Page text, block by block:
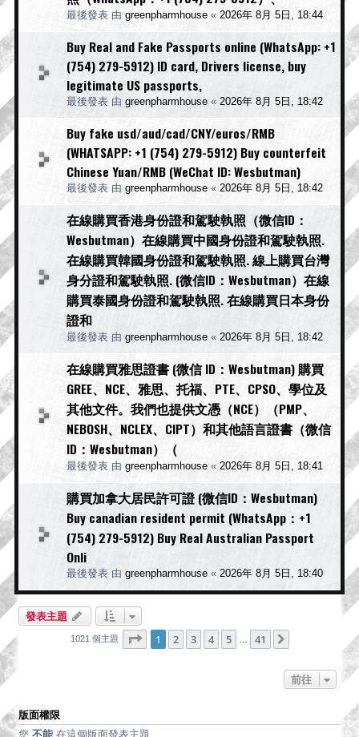
最後發表 由 greenpharmhouse « 2026年 8月 5日, 18:44
Buy Real and Fake Passports online (WhatsApp: +1
(754) 279-5912) ID card, Drivers license, buy
legitimate US passports,
最後發表 由 greenpharmhouse « 2026年 8月 5日, 18:42
Buy fake usd/aud/cad/CNY/euros/RMB
(WHATSAPP: +1 (754) 279-5912) Buy counterfeit
Chinese Yuan/RMB (WeChat ID: Wesbutman)
最後發表 由 greenpharmhouse « 2026年 8月 5日, 18:42
在線購買香港身份證和駕駛執照（微信ID：
Wesbutman）在線購買中國身份證和駕駛執照.
在線購買韓國身份證和駕駛執照. 線上購買台灣
身分證和駕駛執照. (微信ID：Wesbutman）在線
購買泰國身份證和駕駛執照. 在線購買日本身份
證和
最後發表 由 greenpharmhouse « 2026年 8月 5日, 18:42
在線購買雅思證書 (微信 ID：Wesbutman) 購買
GREE、NCE、雅思、托福、PTE、CPSO、學位及
其他文件。我們也提供文憑（NCE）（PMP、
NEBOSH、NCLEX、CIPT）和其他語言證書（微信
ID：Wesbutman）（
最後發表 由 greenpharmhouse « 2026年 8月 5日, 18:41
購買加拿大居民許可證 (微信ID：Wesbutman)
Buy canadian resident permit (WhatsApp：+1
(754) 279-5912) Buy Real Australian Passport
Onli
最後發表 由 greenpharmhouse « 2026年 8月 5日, 18:40
發表主題
1021 個主題 第 1 頁 (共41 頁)
1 2 3 4 5 41
前往
版面權限
您 不能 在這個版面發表主題